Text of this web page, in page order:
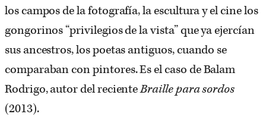
los campos de la fotografía, la escultura y el cine los
gongorinos “privilegios de la vista” que ya ejercían
sus ancestros, los poetas antiguos, cuando se
comparaban con pintores. Es el caso de Balam
Rodrigo, autor del recienteBraille para sordos
(2013).